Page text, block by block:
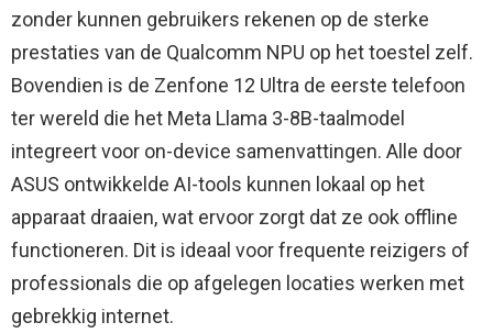
zonder kunnen gebruikers rekenen op de sterke
prestaties van de Qualcomm NPU op het toestel zelf.
Bovendien is de Zenfone 12 Ultra de eerste telefoon
ter wereld die het Meta Llama 3-8B-taalmodel
integreert voor on-device samenvattingen. Alle door
ASUS ontwikkelde AI-tools kunnen lokaal op het
apparaat draaien, wat ervoor zorgt dat ze ook offline
functioneren. Dit is ideaal voor frequente reizigers of
professionals die op afgelegen locaties werken met
gebrekkig internet.